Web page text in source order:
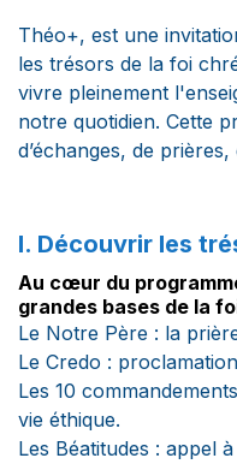
Théo+, est une
les trésors de la foi
vivre pleinement
notre quotidien. Cette
d’échanges, de
I. Découvrir les
Au cœur du
grandes bases de la
Le Notre Père : la
Le Credo :
Les 10
vie éthique.
Les Béatitudes : appel